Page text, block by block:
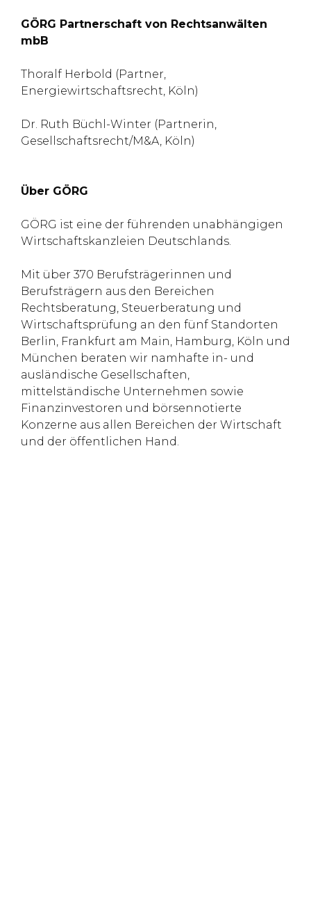
GÖRG Partnerschaft von Rechtsanwälten
mbB
Thoralf Herbold (Partner,
Energiewirtschaftsrecht, Köln)
Dr. Ruth Büchl-Winter (Partnerin,
Gesellschaftsrecht/M&A, Köln)
Über GÖRG
GÖRG ist eine der führenden unabhängigen
Wirtschaftskanzleien Deutschlands.
Mit über 370 Berufsträgerinnen und
Berufsträgern aus den Bereichen
Rechtsberatung, Steuerberatung und
Wirtschaftsprüfung an den fünf Standorten
Berlin, Frankfurt am Main, Hamburg, Köln und
München beraten wir namhafte in- und
ausländische Gesellschaften,
mittelständische Unternehmen sowie
Finanzinvestoren und börsennotierte
Konzerne aus allen Bereichen der Wirtschaft
und der öffentlichen Hand.